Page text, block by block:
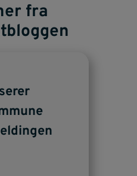
fra